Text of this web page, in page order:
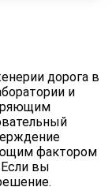
дорога в
и
фактором
вы